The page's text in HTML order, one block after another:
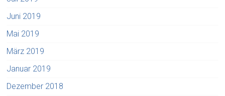
Juni 2019
Mai 2019
März 2019
Januar 2019
Dezember 2018